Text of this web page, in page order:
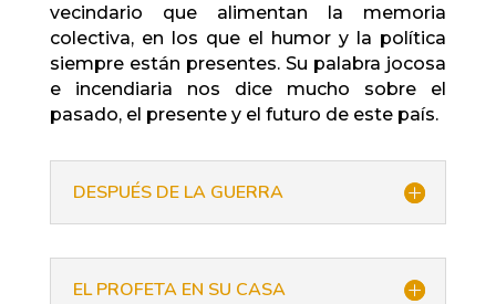
vecindario que alimentan la memoria
colectiva, en los que el humor y la política
siempre están presentes. Su palabra jocosa
e incendiaria nos dice mucho sobre el
pasado, el presente y el futuro de este país.
DESPUÉS DE LA GUERRA
EL PROFETA EN SU CASA